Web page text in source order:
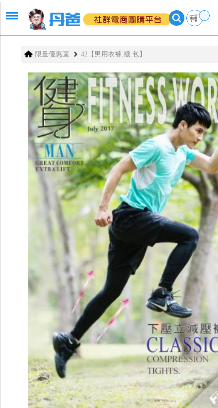
限量優惠區 42【男用衣褲.襪.包】